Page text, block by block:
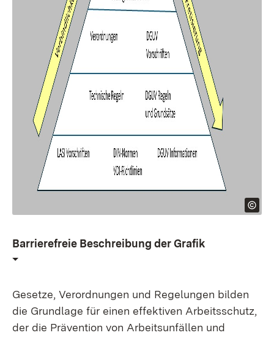
Barrierefreie Beschreibung der Grafik
Gesetze, Verordnungen und Regelungen bilden
die Grundlage für einen effektiven Arbeitsschutz,
der die Prävention von Arbeitsunfällen und